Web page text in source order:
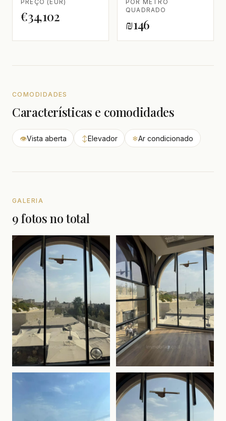
PREÇO (EUR)
€34,102
POR METRO
QUADRADO
₪146
COMODIDADES
Características e comodidades
👁Vista aberta ↕Elevador ❄Ar condicionado
GALERIA
9 fotos no total